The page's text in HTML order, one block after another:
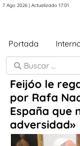
7 Ago 2026 | Actualizado 17:01
Portada
Feijóo le
por Rafa
España que
adversidad»